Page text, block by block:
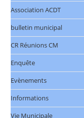
Association ACDT
bulletin municipal
CR Réunions CM
Enquête
Evènements
Informations
Vie Municipale